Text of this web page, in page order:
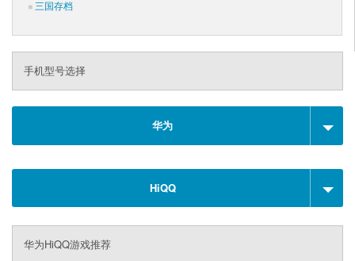
三国存档
手机型号选择
华为
HiQQ
华为HiQQ游戏推荐